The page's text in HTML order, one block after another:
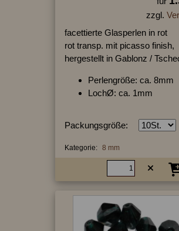
zzgl.
facettierte Glasperlen in rot
rot transp. mit picasso finish,
hergestellt in Gablonz /
Perlengröße: ca. 8mm
LochØ: ca. 1mm
Packungsgröße:
Kategorie: 8 mm